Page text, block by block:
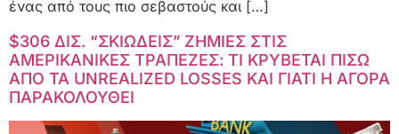
ένας από τους πιο σεβαστούς και […]
$306 ΔΙΣ. “ΣΚΙΩΔΕΙΣ” ΖΗΜΙΕΣ ΣΤΙΣ
ΑΜΕΡΙΚΑΝΙΚΕΣ ΤΡΑΠΕΖΕΣ: ΤΙ ΚΡΥΒΕΤΑΙ ΠΙΣΩ
ΑΠΟ ΤΑ UNREALIZED LOSSES ΚΑΙ ΓΙΑΤΙ Η ΑΓΟΡΑ
ΠΑΡΑΚΟΛΟΥΘΕΙ